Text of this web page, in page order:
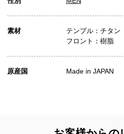
素材
テンプル：チタン
フロント：樹脂
原産国 Made in JAPAN